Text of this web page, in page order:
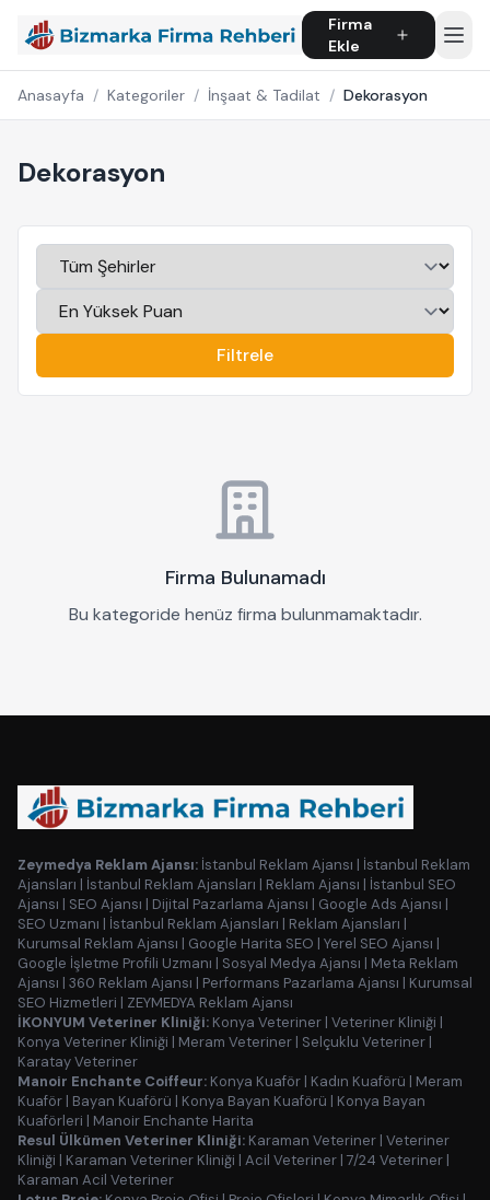
Firma
Ekle
Anasayfa / Kategoriler / İnşaat & Tadilat / Dekorasyon
Dekorasyon
Filtrele
Firma Bulunamadı
Bu kategoride henüz firma bulunmamaktadır.
Zeymedya Reklam Ajansı: İstanbul Reklam Ajansı | İstanbul Reklam
Ajansları | İstanbul Reklam Ajansları | Reklam Ajansı | İstanbul SEO
Ajansı | SEO Ajansı | Dijital Pazarlama Ajansı | Google Ads Ajansı |
SEO Uzmanı | İstanbul Reklam Ajansları | Reklam Ajansları |
Kurumsal Reklam Ajansı | Google Harita SEO | Yerel SEO Ajansı |
Google İşletme Profili Uzmanı | Sosyal Medya Ajansı | Meta Reklam
Ajansı | 360 Reklam Ajansı | Performans Pazarlama Ajansı | Kurumsal
SEO Hizmetleri | ZEYMEDYA Reklam Ajansı
İKONYUM Veteriner Kliniği: Konya Veteriner | Veteriner Kliniği |
Konya Veteriner Kliniği | Meram Veteriner | Selçuklu Veteriner |
Karatay Veteriner
Manoir Enchante Coiffeur: Konya Kuaför | Kadın Kuaförü | Meram
Kuaför | Bayan Kuaförü | Konya Bayan Kuaförü | Konya Bayan
Kuaförleri | Manoir Enchante Harita
Resul Ülkümen Veteriner Kliniği: Karaman Veteriner | Veteriner
Kliniği | Karaman Veteriner Kliniği | Acil Veteriner | 7/24 Veteriner |
Karaman Acil Veteriner